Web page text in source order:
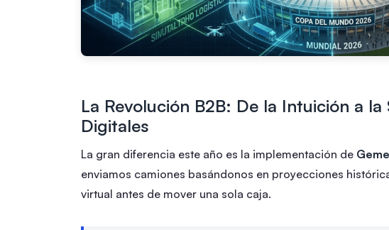
La Revolución B2B: De la Intuición a
Digitales
La gran diferencia este año es la implementación de
enviamos camiones basándonos en proyecciones
virtual antes de mover una sola caja.